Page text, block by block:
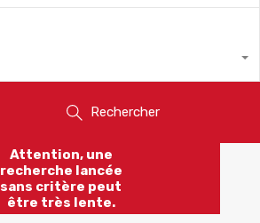
Rechercher
Attention, une
recherche lancée
sans critère peut
être très lente.